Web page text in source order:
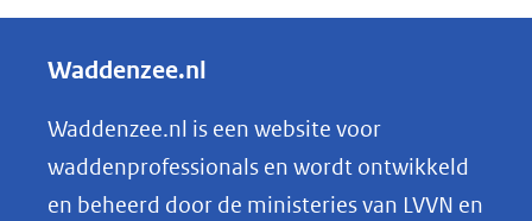
e
e
n
o
p
Waddenzee.nl
Waddenzee.nl is een website voor
waddenprofessionals en wordt ontwikkeld
en beheerd door de ministeries van LVVN en